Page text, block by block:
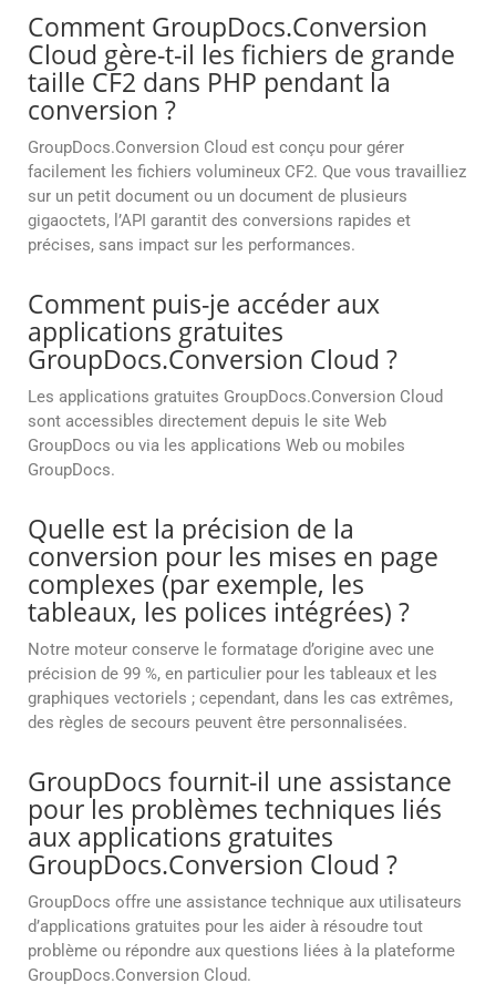
Comment GroupDocs.Conversion
Cloud gère-t-il les fichiers de grande
taille CF2 dans PHP pendant la
conversion ?
GroupDocs.Conversion Cloud est conçu pour gérer
facilement les fichiers volumineux CF2. Que vous travailliez
sur un petit document ou un document de plusieurs
gigaoctets, l’API garantit des conversions rapides et
précises, sans impact sur les performances.
Comment puis-je accéder aux
applications gratuites
GroupDocs.Conversion Cloud ?
Les applications gratuites GroupDocs.Conversion Cloud
sont accessibles directement depuis le site Web
GroupDocs ou via les applications Web ou mobiles
GroupDocs.
Quelle est la précision de la
conversion pour les mises en page
complexes (par exemple, les
tableaux, les polices intégrées) ?
Notre moteur conserve le formatage d’origine avec une
précision de 99 %, en particulier pour les tableaux et les
graphiques vectoriels ; cependant, dans les cas extrêmes,
des règles de secours peuvent être personnalisées.
GroupDocs fournit-il une assistance
pour les problèmes techniques liés
aux applications gratuites
GroupDocs.Conversion Cloud ?
GroupDocs offre une assistance technique aux utilisateurs
d’applications gratuites pour les aider à résoudre tout
problème ou répondre aux questions liées à la plateforme
GroupDocs.Conversion Cloud.